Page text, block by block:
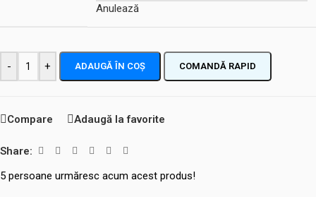
Anulează
- + ADAUGĂ ÎN COȘ COMANDĂ RAPID
Compare Adaugă la favorite
Share:
5 persoane urmăresc acum acest produs!